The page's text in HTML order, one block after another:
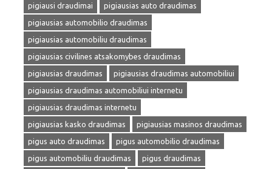
pigiausi draudimai
pigiausias auto draudimas
pigiausias automobilio draudimas
pigiausias automobiliu draudimas
pigiausias civilines atsakomybes draudimas
pigiausias draudimas
pigiausias draudimas automobiliui
pigiausias draudimas automobiliui internetu
pigiausias draudimas internetu
pigiausias kasko draudimas
pigiausias masinos draudimas
pigus auto draudimas
pigus automobilio draudimas
pigus automobiliu draudimas
pigus draudimas